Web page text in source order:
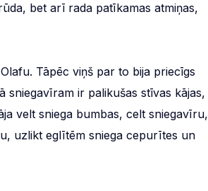
bet arī rada patīkamas atmiņas,
Tāpēc viņš par to bija priecīgs
sniegavīram ir palikušas stīvas kājas,
velt sniega bumbas, celt sniegavīru,
uzlikt eglītēm sniega cepurītes un